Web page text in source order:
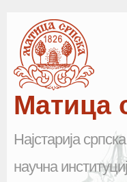
Матица
Најстарија
научна